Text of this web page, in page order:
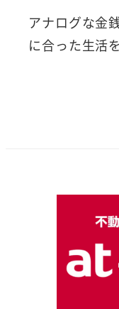
アナログな金
に合った生活